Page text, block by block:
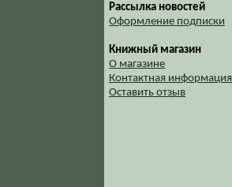
Рассылка новостей
Оформление подписки
Книжный магазин
О магазине
Контактная информация
Оставить отзыв